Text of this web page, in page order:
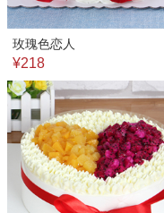
玫瑰色恋人
¥218